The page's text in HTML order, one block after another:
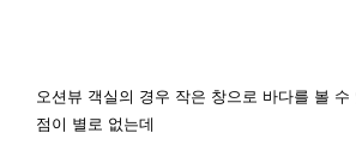
오션뷰 객실의 경우 작은 창으로 바다를 볼
점이 별로 없는데